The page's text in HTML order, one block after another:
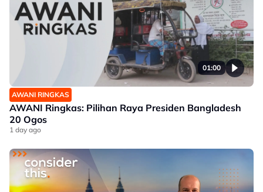
01:00
AWANI RINGKAS
AWANI Ringkas: Pilihan Raya Presiden Bangladesh
20 Ogos
1 day ago